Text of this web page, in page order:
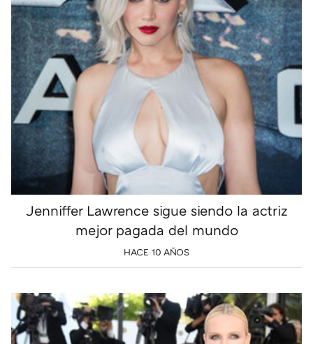
Jenniffer Lawrence sigue siendo la actriz
mejor pagada del mundo
HACE 10 AÑOS